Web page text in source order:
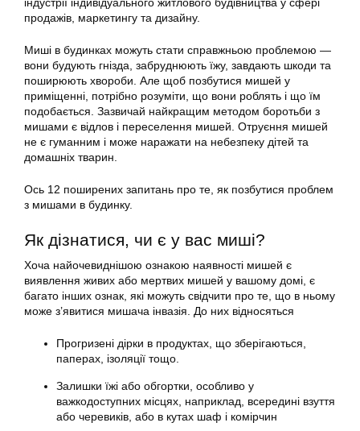
індустрії індивідуального житлового будівництва у сфері
продажів, маркетингу та дизайну.
Миші в будинках можуть стати справжньою проблемою —
вони будують гнізда, забруднюють їжу, завдають шкоди та
поширюють хвороби. Але щоб позбутися мишей у
приміщенні, потрібно розуміти, що вони роблять і що їм
подобається. Зазвичай найкращим методом боротьби з
мишами є відлов і переселення мишей. Отруєння мишей
не є гуманним і може наражати на небезпеку дітей та
домашніх тварин.
Ось 12 поширених запитань про те, як позбутися проблем
з мишами в будинку.
Як дізнатися, чи є у вас миші?
Хоча найочевиднішою ознакою наявності мишей є
виявлення живих або мертвих мишей у вашому домі, є
багато інших ознак, які можуть свідчити про те, що в ньому
може з’явитися мишача інвазія. До них відносяться
Прогризені дірки в продуктах, що зберігаються,
паперах, ізоляції тощо.
Залишки їжі або обгортки, особливо у
важкодоступних місцях, наприклад, всередині взуття
або черевиків, або в кутах шаф і комірчин